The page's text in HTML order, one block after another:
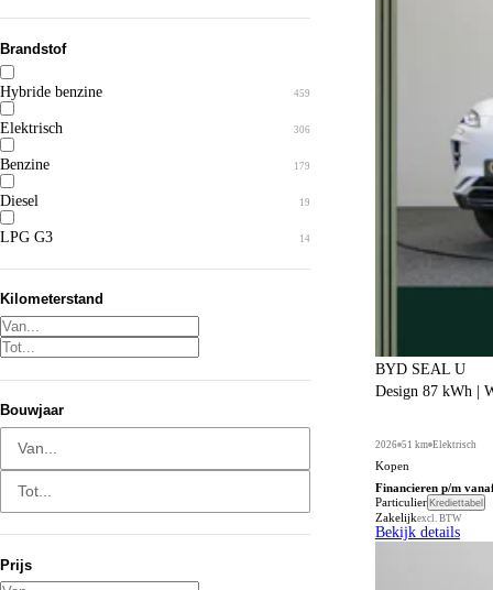
Brandstof
Hybride benzine 459
Elektrisch 306
Benzine 179
Diesel 19
LPG G3 14
Kilometerstand
Bouwjaar
Tot...
Prijs
BYD SEAL U
Design 87 kWh |
2026 51 km Elektrisch
Kopen
Financieren p/m
ParticulierKrediettabel
Zakelijkexcl. BTW
Bekijk details